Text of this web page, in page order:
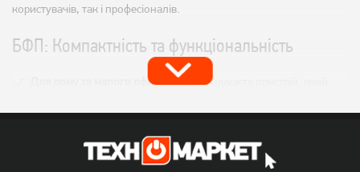
користувачів, так і професіоналів.
БФП: Компактність та функціональність
Для дому та малого офісу:Якщо ви шукаєте пристрій, який
чудовим вибором.
Для тих, хто працює з великими обсягами